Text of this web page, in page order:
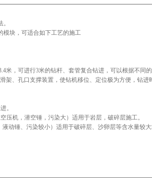
模块，可适合如下工艺的施工
米，可进行3米的钻杆、套管复合钻进，可以根据不同
架、孔口支撑装置，使钻机移位、定位极为方便，钻进
。
机，潜空锤，污染大）适用于岩层，破碎层施工。
动锤、污染较小）适用于破碎层、沙卵层等含水量较大